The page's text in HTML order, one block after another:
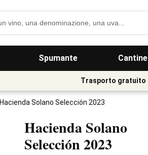
Spumante Cantine
Trasporto gratuito
Hacienda Solano Selección 2023
Hacienda Solano
Selección2023